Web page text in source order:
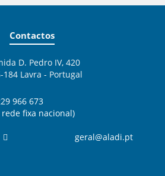
Contactos
D. Pedro IV, 420
184 Lavra - Portugal
966 673
fixa nacional)
geral@aladi.pt